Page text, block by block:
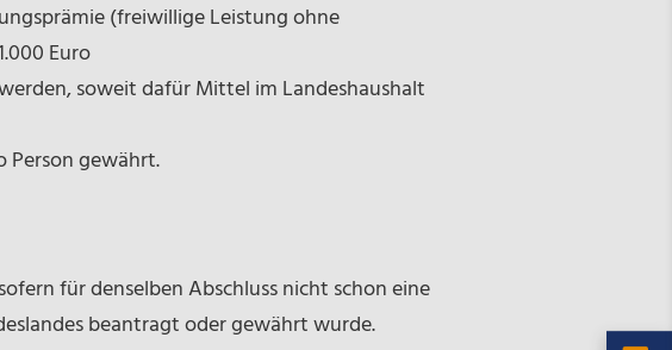
(freiwillige Leistung ohne
Euro
soweit dafür Mittel im Landeshaushalt
Person gewährt.
für denselben Abschluss nicht schon eine
beantragt oder gewährt wurde.